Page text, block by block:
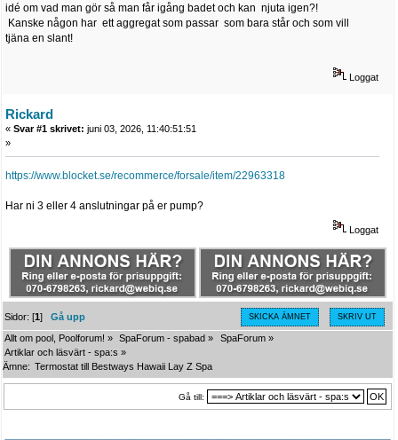
idé om vad man gör så man får igång badet och kan njuta igen?!
Kanske någon har ett aggregat som passar som bara står och som vill
tjäna en slant!
Loggat
Rickard
« Svar #1 skrivet: juni 03, 2026, 11:40:51:51
»
https://www.blocket.se/recommerce/forsale/item/22963318
Har ni 3 eller 4 anslutningar på er pump?
Loggat
SKICKA ÄMNET SKRIV UT
Sidor: [1]Gå upp
Allt om pool, Poolforum! » SpaForum - spabad » SpaForum»
Artiklar och läsvärt - spa:s »
Ämne: Termostat till Bestways Hawaii Lay Z Spa
Gå till: